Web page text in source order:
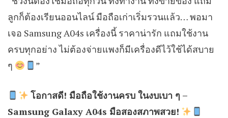
ลูกก็ต้องเรียนออนไลน์ มือถือเก่าเริ่มรวนแล้ว… พอมา
เจอ Samsung A04s เครื่องนี้ ราคาน่ารัก แถมใช้งาน
ครบทุกอย่าง ไม่ต้องจ่ายแพงก็มีเครื่องดีไว้ใช้ได้สบาย
ๆ
”
โอกาสดี! มือถือใช้งานครบ ในงบเบา ๆ –
Samsung Galaxy A04s มือสองสภาพสวย!